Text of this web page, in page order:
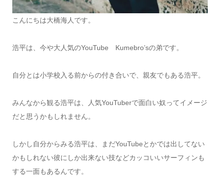
こんにちは大橋海人です。
浩平は、今や大人気のYouTube Kumebro’sの弟です。
自分とは小学校入る前からの付き合いで、親友でもある浩平。
みんなから観る浩平は、人気YouTuberで面白い奴ってイメージ
だと思うかもしれません。
しかし自分からみる浩平は、まだYouTubeとかでは出してない
かもしれない彼にしか出来ない技などカッコいいサーフィンも
する一面もあるんです。